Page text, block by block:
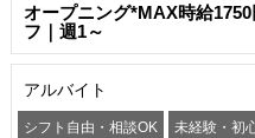
オープニング*MAX時給
フ｜週1～
アルバイト
シフト自由・相談OK 未経験・初